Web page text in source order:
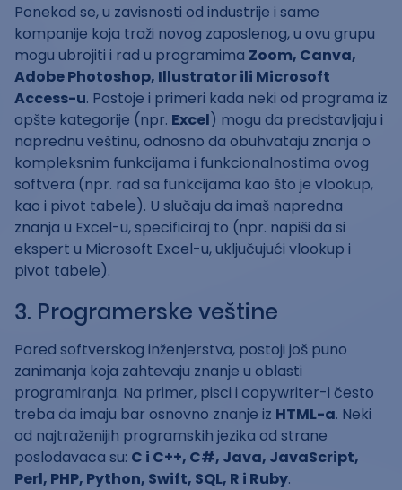
Ponekad se, u zavisnosti od industrije i same
kompanije koja traži novog zaposlenog, u ovu grupu
mogu ubrojiti i rad u programima Zoom, Canva,
Adobe Photoshop, Illustrator ili Microsoft
Access-u. Postoje i primeri kada neki od programa iz
opšte kategorije (npr. Excel) mogu da predstavljaju i
naprednu veštinu, odnosno da obuhvataju znanja o
kompleksnim funkcijama i funkcionalnostima ovog
softvera (npr. rad sa funkcijama kao što je vlookup,
kao i pivot tabele). U slučaju da imaš napredna
znanja u Excel-u, specificiraj to (npr. napiši da si
ekspert u Microsoft Excel-u, uključujući vlookup i
pivot tabele).
3. Programerske veštine
Pored softverskog inženjerstva, postoji još puno
zanimanja koja zahtevaju znanje u oblasti
programiranja. Na primer, pisci i copywriter-i često
treba da imaju bar osnovno znanje iz HTML-a. Neki
od najtraženijih programskih jezika od strane
poslodavaca su: C i C++, C#, Java, JavaScript,
Perl, PHP, Python, Swift, SQL, R i Ruby.